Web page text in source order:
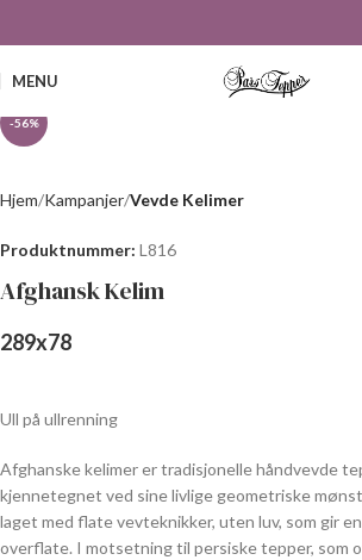
MENU
-56%
Hjem Kampanjer Vevde Kelimer
Produktnummer: L816
Afghansk Kelim
289x78
Ull på ullrenning
Afghanske kelimer er tradisjonelle håndvevde
kjennetegnet ved sine livlige geometriske
laget med flate vevteknikker, uten luv, som gir
overflate. I motsetning til persiske tepper, som